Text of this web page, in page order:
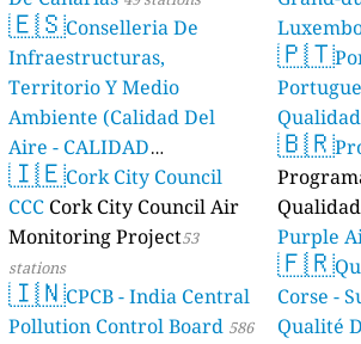
🇪🇸Conselleria De
Infraestructuras,
Territorio Y Medio
Ambiente (Calidad Del
Aire - CALIDAD
AMBIENTAL) 23 stations
🇮🇪Cork City Council
CCC Cork City Council Air
Monitoring Project53
stations
🇮🇳CPCB - India Central
Pollution Control Board 586
🇵🇹
🇧🇷
Purple
🇫🇷
Corse -
Qualité